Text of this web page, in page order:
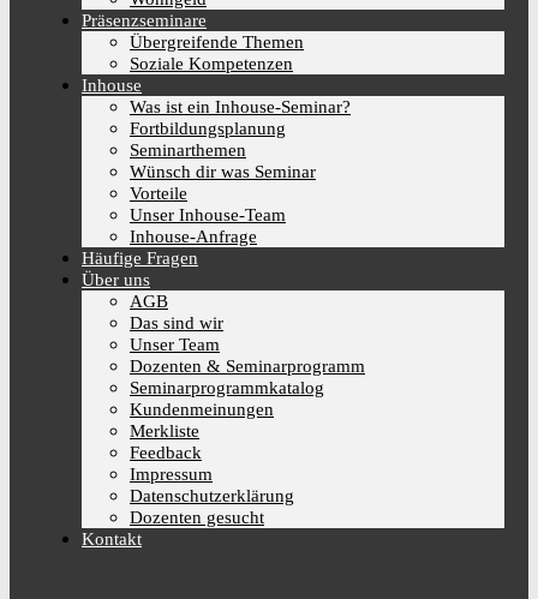
Präsenzseminare
Übergreifende Themen
Soziale Kompetenzen
Inhouse
Was ist ein Inhouse-Seminar?
Fortbildungsplanung
Seminarthemen
Wünsch dir was Seminar
Vorteile
Unser Inhouse-Team
Inhouse-Anfrage
Häufige Fragen
Über uns
AGB
Das sind wir
Unser Team
Dozenten & Seminarprogramm
Seminarprogrammkatalog
Kundenmeinungen
Merkliste
Feedback
Impressum
Datenschutzerklärung
Dozenten gesucht
Kontakt